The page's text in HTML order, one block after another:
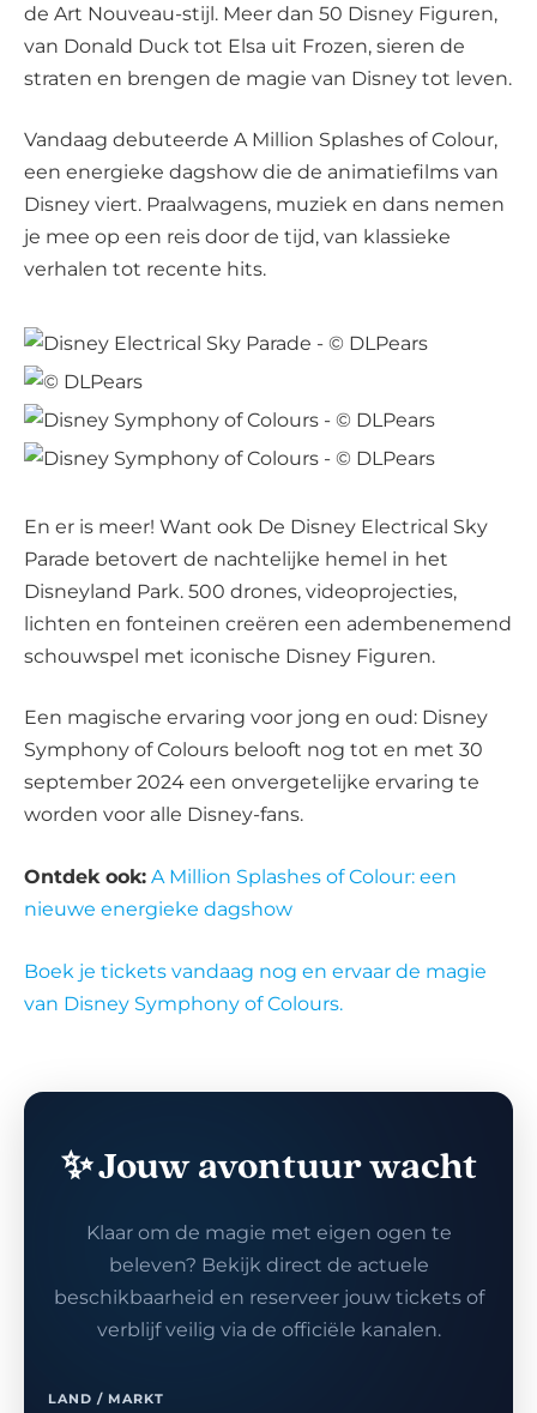
de Art Nouveau-stijl. Meer dan 50 Disney Figuren,
van Donald Duck tot Elsa uit Frozen, sieren de
straten en brengen de magie van Disney tot leven.
Vandaag debuteerde A Million Splashes of Colour,
een energieke dagshow die de animatiefilms van
Disney viert. Praalwagens, muziek en dans nemen
je mee op een reis door de tijd, van klassieke
verhalen tot recente hits.
En er is meer! Want ook De Disney Electrical Sky
Parade betovert de nachtelijke hemel in het
Disneyland Park. 500 drones, videoprojecties,
lichten en fonteinen creëren een adembenemend
schouwspel met iconische Disney Figuren.
Een magische ervaring voor jong en oud: Disney
Symphony of Colours belooft nog tot en met 30
september 2024 een onvergetelijke ervaring te
worden voor alle Disney-fans.
Ontdek ook: A Million Splashes of Colour: een
nieuwe energieke dagshow
Boek je tickets vandaag nog en ervaar de magie
van Disney Symphony of Colours.
✨ Jouw avontuur wacht
Klaar om de magie met eigen ogen te
beleven? Bekijk direct de actuele
beschikbaarheid en reserveer jouw tickets of
verblijf veilig via de officiële kanalen.
LAND / MARKT